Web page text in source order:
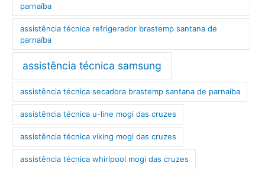
parnaíba
assistência técnica refrigerador brastemp santana de
parnaíba
assistência técnica samsung
assistência técnica secadora brastemp santana de parnaíba
assistência técnica u-line mogi das cruzes
assistência técnica viking mogi das cruzes
assistência técnica whirlpool mogi das cruzes